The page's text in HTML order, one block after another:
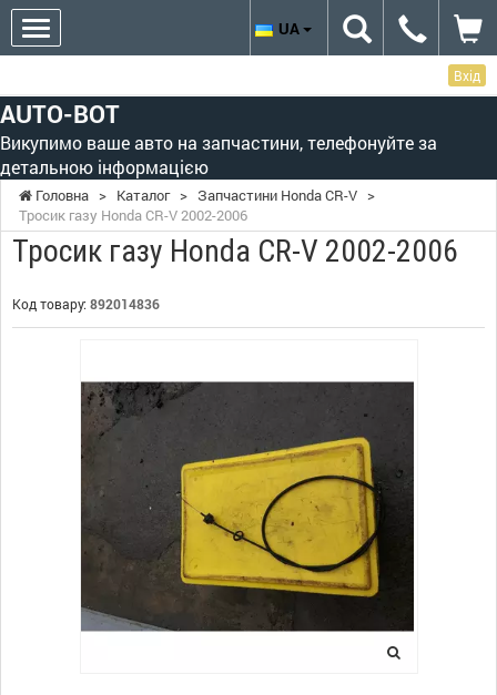
Вхід
AUTO-BOT
Викупимо ваше авто на запчастини, телефонуйте за
детальною інформацією
UA
Головна > Каталог > Запчастини Honda CR-V >
Тросик газу Honda CR-V 2002-2006
Тросик газу Honda CR-V 2002-2006
Код товару: 892014836